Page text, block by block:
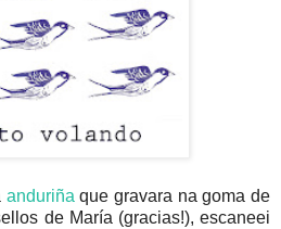
anduriñaque gravara na goma de
de María (gracias!), escaneei